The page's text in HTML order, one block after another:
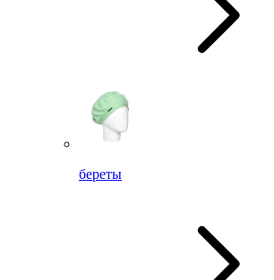
береты